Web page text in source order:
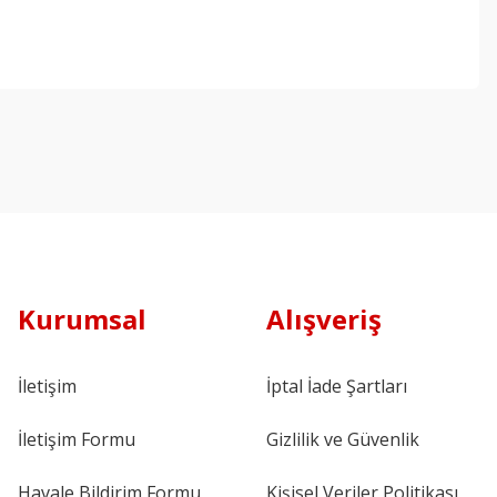
Kurumsal
İletişim
İletişim Formu
Alışveriş
İptal İade Şartları
Gizlilik ve Güvenlik